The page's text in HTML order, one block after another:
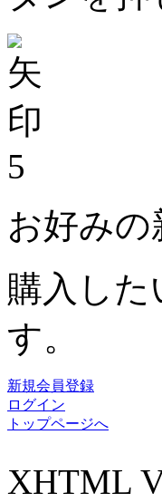
5
お好み
購入し
す。
新規会員登録
ログイン
トップページへ
XHTML